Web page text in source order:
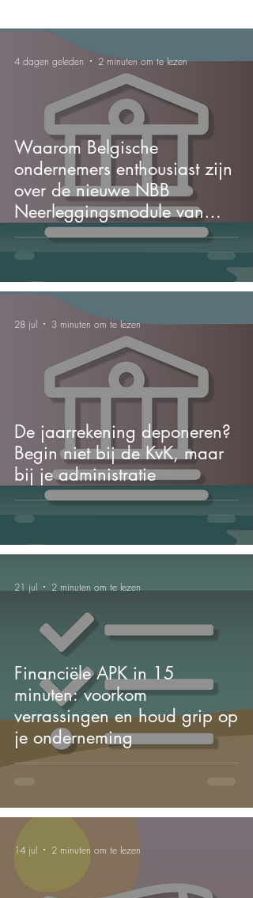
betaal
krijgen
servic
es via
Maven
ta
Waarom Belgische
ondernemers enthousiast zijn
over de nieuwe NBB
Neerleggingsmodule van
Yoursminc
4 dagen geleden 2 minuten om te lezen
De jaarrekening deponeren?
Begin niet bij de KvK, maar
bij je administratie
28 jul 3 minuten om te lezen
Financiële APK in 15
minuten: voorkom
verrassingen en houd grip op
je onderneming
21 jul 2 minuten om te lezen
14 jul 2 minuten om te lezen